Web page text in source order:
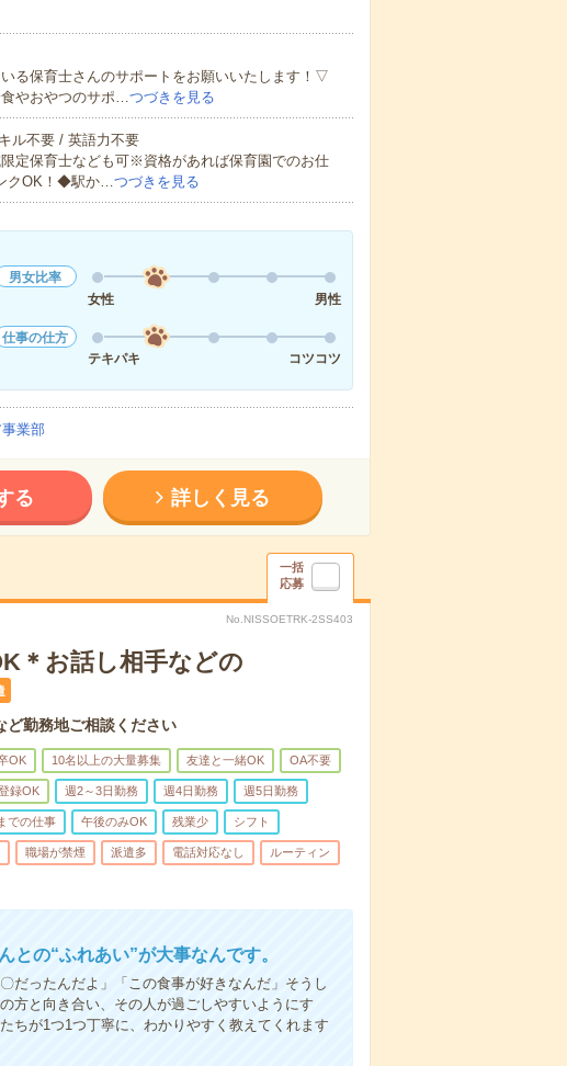
る保育士さんのサポートをお願いいたします！▽
やおやつのサポ…つづきを見る
ル不要 / 英語力不要
定保育士なども可※資格があれば保育園でのお仕
クOK！◆駅か…つづきを見る
男女比率
女性
男性
仕事の仕方
テキパキ
コツコツ
業部
る 詳しく見る
一括
応募
No.NISSOETRK-2SS403
＊お話し相手などの
勤務地ご相談ください
OK 10名以上の大量募集 友達と一緒OK OA不要
録OK 週2～3日勤務 週4日勤務 週5日勤務
での仕事 午後のみOK 残業少 シフト
職場が禁煙 派遣多 電話対応なし ルーティン
との“ふれあい”が大事なんです。
だったんだよ」「この食事が好きなんだ」そうし
方と向き合い、その人が過ごしやすいようにす
ちが1つ1つ丁寧に、わかりやすく教えてくれます